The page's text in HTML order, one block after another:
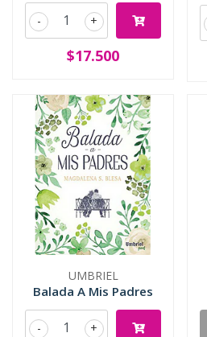
+
-
$17.500
UMBRIEL
Balada A Mis Padres
+
-